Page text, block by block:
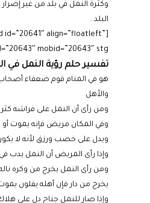
وكثرة النمل في بلد من غير
البلد .
id=”20641″ align=”floatleft”
mobid=”20643″ stg=””]
تفسير حلم رؤية النمل في
هو في المنام قوم ضعفاء
والأهل
ومن رأى أن النمل على فراشه كثر
وفي المكان مريض فإنه يموت أو
ويدل على خصب ورزق لأنه لا
وإذا رأى المريض أن النمل يدب
ومن رأى النمل يخرج من وكره
يخرج من دار فإن أهله يقلون
وإذا صار للنمل جناح دل على